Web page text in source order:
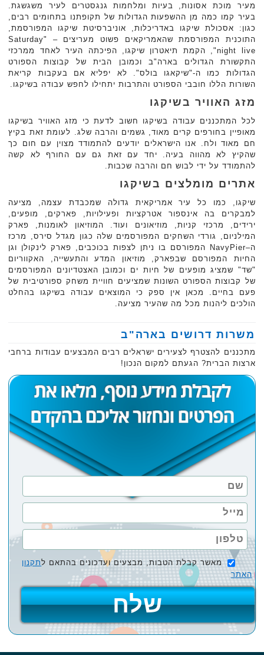
מעיר מוכת אסונות, בעיות ומלחמות גנגסטרים לעיר משגשגת.
בעיר קמו כמה מן ההשפעות הגדולות של תקופתנו בתחומים רבים,
כגון: אסכולת שיקגו באדריכלות, אוניברסיטת שיקגו המפורסמת,
התוכנית המפורסמת שהאמריקאים פשוט מעריצים – "Saturday
night live", הקמת תיאטרון שיקגו, הפיכתה העיר לאחד ממרכזי
התקשורת הגדולים בארה"ב וכמובן הבית של קבוצות הספורט
הגדולות כמו ה-"שיקאגו בולס". לא יפליא אם בעקבות קריאת
השורות הללו חובבי הספורט והתרבות יתחילו לחפש עבודה בשיקגו.
מזג האוויר בשיקגו
לכל המתכננים עבודה בשיקגו חשוב לדעת כי מזג האוויר בשיקגו
מאופיין בחורפים קרים מאוד, גשמים והרבה שלג. לעומת זאת בקיץ
חם מאוד ולח. אנו הישראלים יודעים להתמודד מצוין עם חום כך
שהקיץ לא מהווה בעיה. יחד עם זאת גם עם החורף לא קשה
להתמודד על ידי לבוש חם והרבה שכבות.
אתרים מומלצים בשיקגו
שיקגו, כמו כל עיר אמריקאית גדולה שמכבדת עצמה, מציעה
למבקרים בה אינספור אטרקציות ופעילויות, פארקים, מופעים,
ירידים, מרכזי קניות, מוזיאונים ועוד. המוזיאון לאומנות, פארק
המילניום, גורדי השחקים המפורסמים שלה כגון מגדל סירס, מרכז
ה–NavyPier המפורסם בו ניתן לצפות בכוכבים, פארק לינקולן וגן
החיות המפורסם שבפארק, מוזיאון המדע והתעשייה, האקווריום
"שד" שמציג מופעים של חיות ים וכמובן האצטדיונים המפורסמים
של קבוצות הספורט השונות שמציעים חוויית משחק ספורטיבית של
פעם בחיים. מכאן אין ספק כי המוצאים עבודה בשיקגו בהחלט
הולכים ליהנות מכל מה שהעיר מציעה.
משרות דרושים בארה"ב
מתכננים להצטרף לצעירים ישראלים רבים המבצעים עבודות ברחבי
ארצות הברית? הגעתם למקום הנכון!
מאשר קבלת הטבות, מבצעים ועדכונים בהתאם לתקנון
האתר